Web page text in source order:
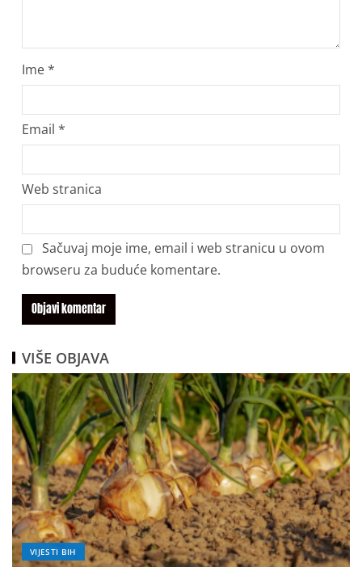
Ime*
Email *
Web stranica
Sačuvaj moje ime, email i web stranicu u ovom
browseru za buduće komentare.
VIŠE OBJAVA
VIJESTI BIH